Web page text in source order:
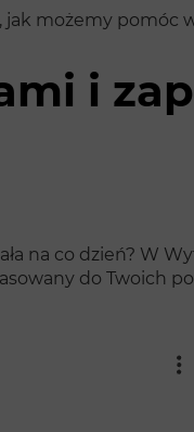
jak możemy pomóc
i
na co dzień? W
do Twoich